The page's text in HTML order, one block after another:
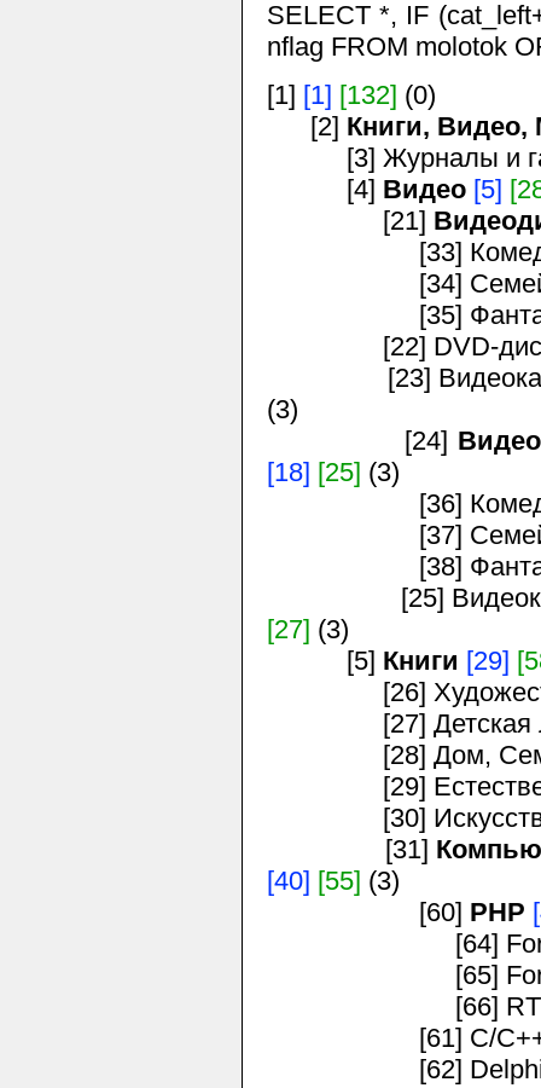
SELECT *, IF
nflag FROM molotok
[1] [1] [132] (0)
[2] Книги, Видео,
[3] Журналы и
[4] Видео [5]
[21]
[33]
[34] Семейное
[35]
[22] DVD-
[23]
(3)
[24]
[18] [25] (3)
[36]
[37] Семейное
[38]
[25]
[27] (3)
[5] Книги [29]
[26]
[27] Детская
[28] Дом,
[29]
[30] Искусство,
[31]
[40] [55] (3)
[60] PHP
[64] For
[65] For
[66]
[61] C/C++/
[62]